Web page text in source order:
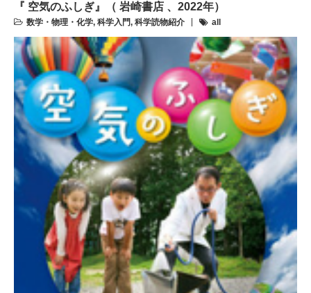
『 空気のふしぎ』（ 岩崎書店 、2022年）
数学・物理・化学, 科学入門, 科学読物紹介 all